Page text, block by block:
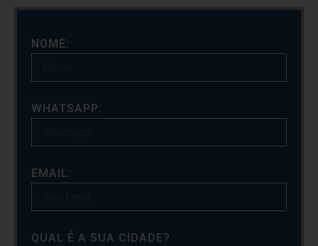
Humanos em todas as etapas do seu negócio.
NOME:
WHATSAPP:
EMAIL:
QUAL É A SUA CIDADE?